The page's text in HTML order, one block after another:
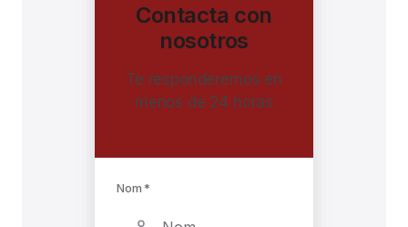
Contacta con
nosotros
Te responderemos en
menos de 24 horas
Nom *